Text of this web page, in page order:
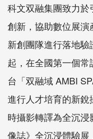
科文双融集團致力
創新，協助數位展
新創團隊進行落地
起，在全國第一個
台「双融域 AMBI
進行人才培育的新
時攝影轉譯為全沉
像誌》全沉浸體驗